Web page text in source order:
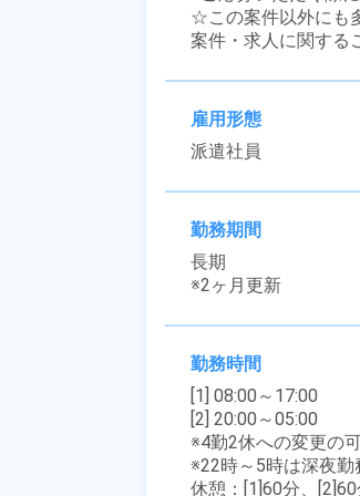
☆この案件以外にも
案件・求人に関する
雇用形態
派遣社員
勤務期間
長期
※2ヶ月更新
勤務時間
[1] 08:00～17:00
[2] 20:00～05:00
※4勤2休への変更の
※22時～5時は深夜
休憩：[1]60分、[2]60